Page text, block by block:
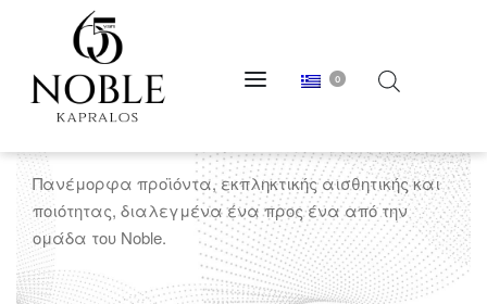
0
ΜΠΛΕ
Πανέμορφα προϊόντα, εκπληκτικής αισθητικής και
ποιότητας, διαλεγμένα ένα προς ένα από την
ομάδα του Noble.